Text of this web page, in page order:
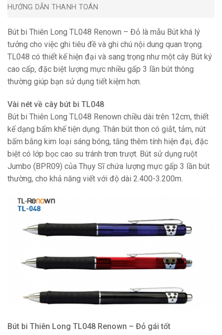
HƯỚNG DẪN THANH TOÁN
Bút bi Thiên Long TL048 Renown – Đỏ là mẫu Bút khá lý
tưởng cho việc ghi tiêu đề và ghi chú nội dung quan trọng.
TL048 có thiết kế hiện đại và sang trọng như một cây Bút ký
cao cấp, đặc biệt lượng mực nhiều gấp 3 lần bút thông
thường giúp bạn sử dụng tiết kiệm hơn.
Vài nét về cây bút bi TL048
Bút bi Thiên Long TL048 Renown chiều dài trên 12cm, thiết
kế dạng bấm khế tiện dụng. Thân bút thon có giắt, tảm, nút
bấm bằng kim loại sáng bóng, tăng thêm tính hiện đại, đặc
biệt có lớp bọc cao su tránh trơn trượt. Bút sử dụng ruột
Jumbo (BPR09) của Thụy Sĩ chứa lượng mực gấp 3 lần bút
thường, cho khả năng viết với độ dài 2.400-3.200m.
Bút bi Thiên Long TL048 Renown – Đỏ gái tốt